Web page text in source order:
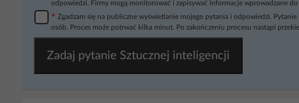
odpowiedzi. Firmy mogą monitorować i zapisywać informacje wprowadzane do
* Zgadzam się na publiczne wyświetlanie mojego pytania i odpowiedzi.
osób. Proces może potrwać kilka minut. Po zakończeniu procesu nastąpi
Zadaj pytanie Sztucznej inteligencji